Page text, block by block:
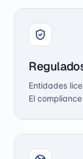
Entidades
El